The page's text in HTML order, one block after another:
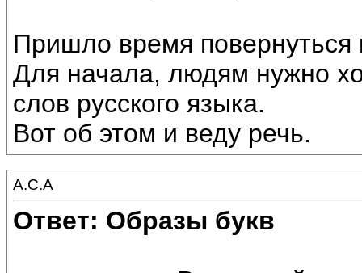
Пришло время повернуться
Для начала, людям нужно
слов русского языка.
Вот об этом и веду речь.
А.С.А
Ответ: Образы букв